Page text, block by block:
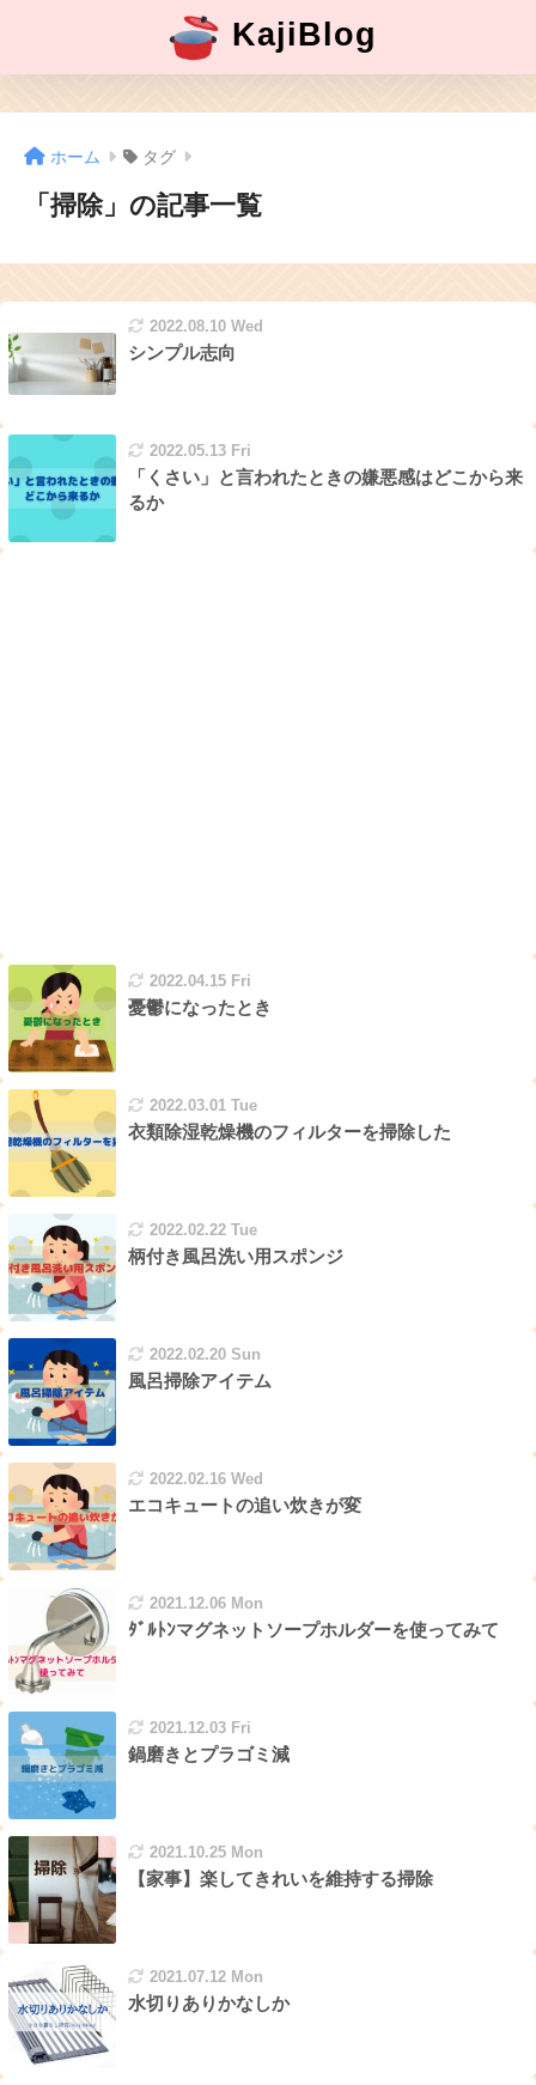
KajiBlog
ホーム タグ
「掃除」の記事一覧
2022.08.10 Wed
シンプル志向
2022.05.13 Fri
「くさい」と言われたときの嫌悪感はどこから来
るか
2022.04.15 Fri
憂鬱になったとき
2022.03.01 Tue
衣類除湿乾燥機のフィルターを掃除した
2022.02.22 Tue
柄付き風呂洗い用スポンジ
2022.02.20 Sun
風呂掃除アイテム
2022.02.16 Wed
エコキュートの追い炊きが変
2021.12.06 Mon
ﾀﾞﾙﾄﾝマグネットソープホルダーを使ってみて
2021.12.03 Fri
鍋磨きとプラゴミ減
2021.10.25 Mon
【家事】楽してきれいを維持する掃除
2021.07.12 Mon
水切りありかなしか